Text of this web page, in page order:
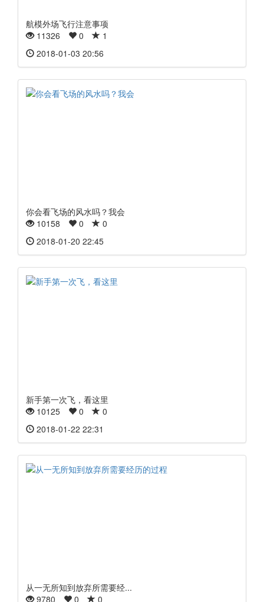
航模外场飞行注意事项
11326
0
1
2018-01-03 20:56
你会看飞场的风水吗？我会
10158
0
0
2018-01-20 22:45
新手第一次飞，看这里
10125
0
0
2018-01-22 22:31
从一无所知到放弃所需要经...
9780
0 0